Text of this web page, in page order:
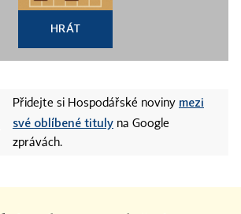
HRÁT
Přidejte si Hospodářské noviny mezi
své oblíbené tituly na Google
zprávách.